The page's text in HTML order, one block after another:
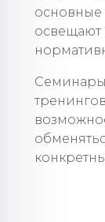
основные
освещают
Семинары